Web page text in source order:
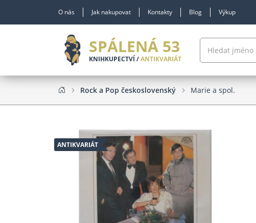
O nás Jak nakupovat Kontakty Blog Výkup
SPÁLENÁ 53
KNIHKUPECTVÍ /ANTIKVARIÁT
Rock a Pop československý Marie a spol.
ANTIKVARIÁT